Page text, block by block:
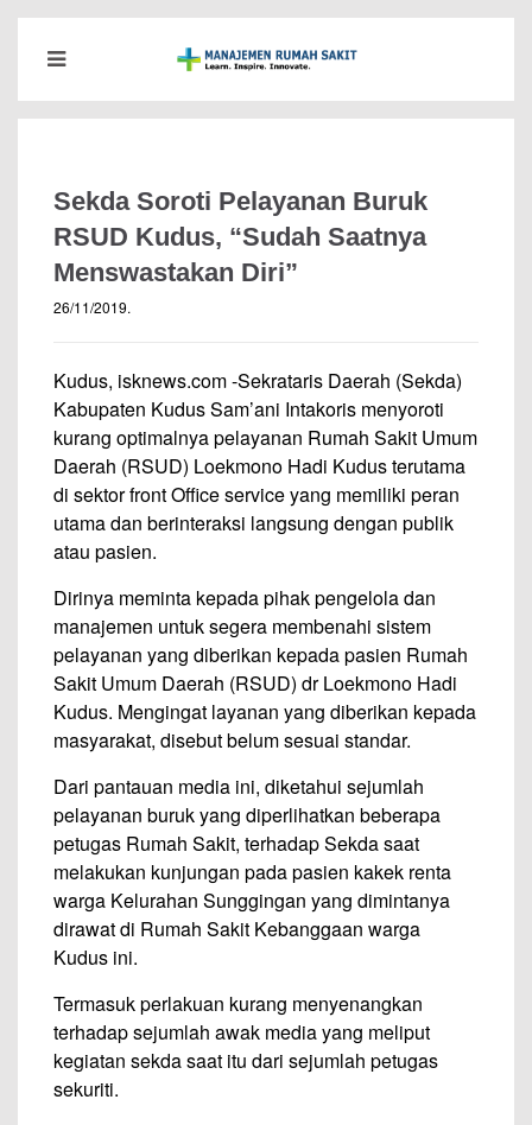
Sekda Soroti Pelayanan Buruk
RSUD Kudus, “Sudah Saatnya
Menswastakan Diri”
26/11/2019.
Kudus, isknews.com -Sekrataris Daerah (Sekda)
Kabupaten Kudus Sam’ani Intakoris menyoroti
kurang optimalnya pelayanan Rumah Sakit Umum
Daerah (RSUD) Loekmono Hadi Kudus terutama
di sektor front Office service yang memiliki peran
utama dan berinteraksi langsung dengan publik
atau pasien.
Dirinya meminta kepada pihak pengelola dan
manajemen untuk segera membenahi sistem
pelayanan yang diberikan kepada pasien Rumah
Sakit Umum Daerah (RSUD) dr Loekmono Hadi
Kudus. Mengingat layanan yang diberikan kepada
masyarakat, disebut belum sesuai standar.
Dari pantauan media ini, diketahui sejumlah
pelayanan buruk yang diperlihatkan beberapa
petugas Rumah Sakit, terhadap Sekda saat
melakukan kunjungan pada pasien kakek renta
warga Kelurahan Sunggingan yang dimintanya
dirawat di Rumah Sakit Kebanggaan warga
Kudus ini.
Termasuk perlakuan kurang menyenangkan
terhadap sejumlah awak media yang meliput
kegiatan sekda saat itu dari sejumlah petugas
sekuriti.